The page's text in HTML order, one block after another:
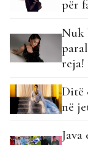
për
Nuk
reja!
Ditë
në